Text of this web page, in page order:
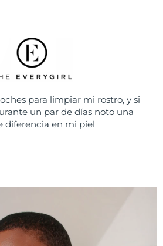
para limpiar mi rostro, y si
un par de días noto una
diferencia en mi piel